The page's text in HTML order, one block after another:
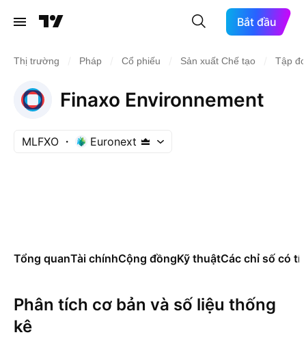
Bắt đầu
Thị trường Pháp Cổ phiếu Sản xuất Chế tạo Tập
Finaxo Environnement
MLFXO Euronext
Tổng quanTài chínhCộng đồngKỹ thuậtCác chỉ số có
Phân tích cơ bản và số liệu thống
kê